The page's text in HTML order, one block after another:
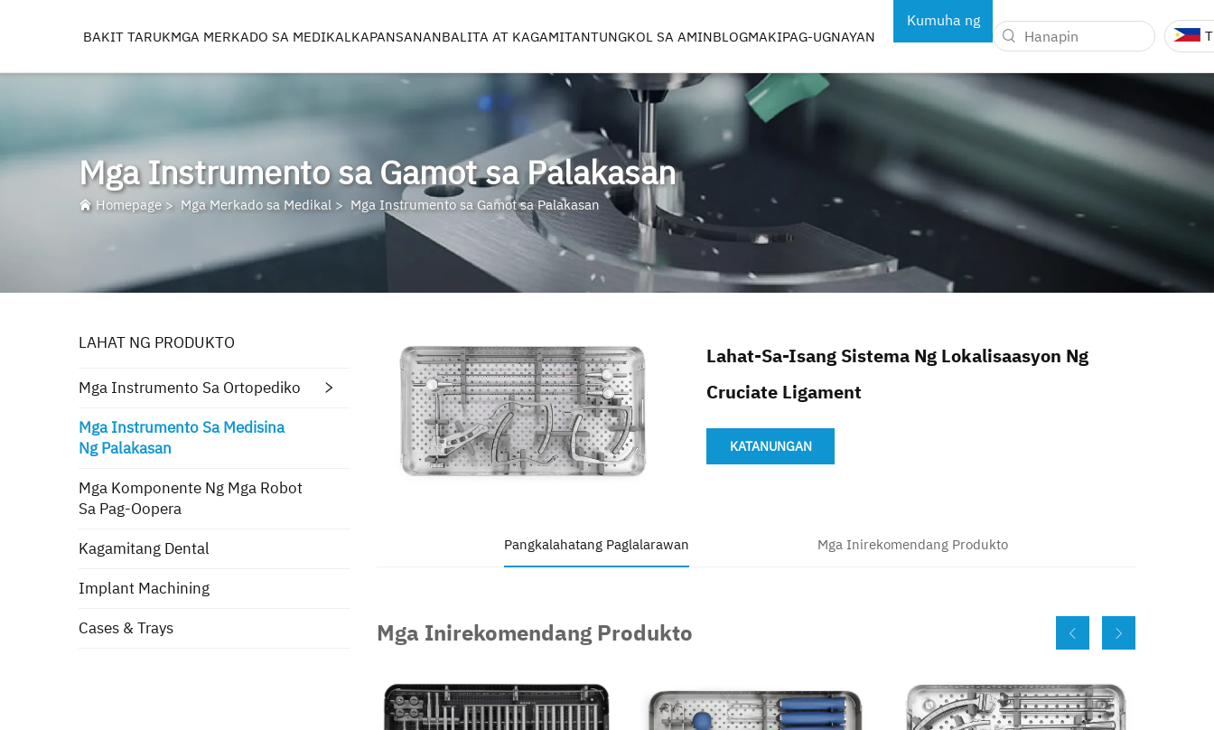
BAKIT TARUKMGA MERKADO SA MEDIKAL
MGA INSTRUMENTO SA
ORTOPEDIKO
LIKOD
BAYWANG
REAMERS, TAPS AT DRILLS
MGA INSTRUMENTO SA
MEDISINA NG PALAKASAN
MGA KOMPONENTE NG MGA
ROBOT SA PAG-OOPERA
KAGAMITANG DENTAL
CASES & TRAYS
KAPANSANANBALITA AT KAGAMITANTUNGKOL SA AMINBLOGMAKIPAG-UGNAYAN
Kumuha ng
Mga Instrumento sa Gamot sa Palakasan
Homepage> Mga Merkado sa Medikal > Mga Instrumento sa Gamot sa Palakasan
LAHAT NG PRODUKTO
Mga Instrumento Sa Ortopediko
Mga Instrumento Sa Medisina
Ng Palakasan
Mga Komponente Ng Mga Robot
Sa Pag-Oopera
Kagamitang Dental
Implant Machining
Cases & Trays
Lahat-Sa-Isang Sistema Ng Lokalisaasyon Ng
Cruciate Ligament
KATANUNGAN
Pangkalahatang Paglalarawan Mga Inirekomendang Produkto
Mga Inirekomendang Produkto